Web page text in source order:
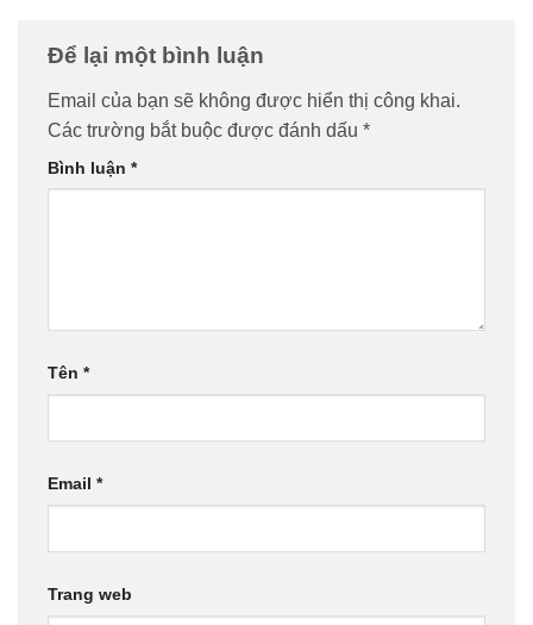
Để lại một bình luận
Email của bạn sẽ không được hiển thị công khai.
Các trường bắt buộc được đánh dấu *
Bình luận *
Tên *
Email *
Trang web